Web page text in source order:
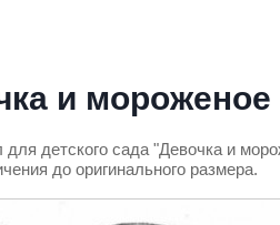
и мороженое
детского сада "Девочка и
до оригинального размера.